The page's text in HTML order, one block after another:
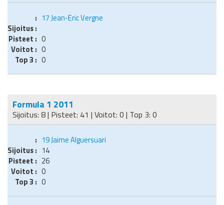
17 Jean-Eric Vergne
0
0
0
Formula 1 2011
Sijoitus: 8 | Pisteet: 41 | Voitot: 0 | Top 3: 0
19Jaime Alguersuari
14
26
0
0